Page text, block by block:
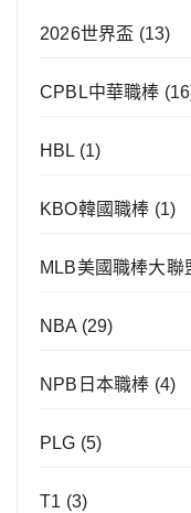
2026世界盃 (13)
CPBL中華職棒
HBL (1)
KBO韓國職棒 (1)
MLB美國職棒大聯
NBA (29)
NPB日本職棒 (4)
PLG (5)
T1 (3)